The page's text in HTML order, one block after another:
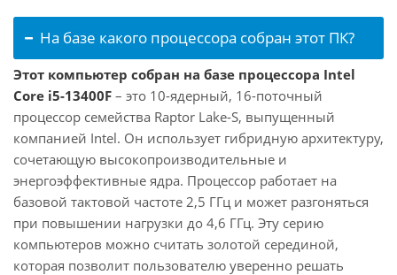
На базе какого процессора собран этот ПК?
Этот компьютер собран на базе процессора Intel
Core i5-13400F – это 10-ядерный, 16-поточный
процессор семейства Raptor Lake-S, выпущенный
компанией Intel. Он использует гибридную архитектуру,
сочетающую высокопроизводительные и
энергоэффективные ядра. Процессор работает на
базовой тактовой частоте 2,5 ГГц и может разгоняться
при повышении нагрузки до 4,6 ГГц. Эту серию
компьютеров можно считать золотой серединой,
которая позволит пользователю уверенно решать